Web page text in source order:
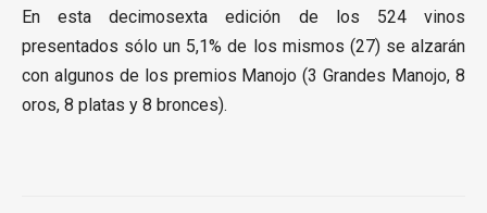
En esta decimosexta edición de los 524 vinos
presentados sólo un 5,1% de los mismos (27) se alzarán
con algunos de los premios Manojo (3 Grandes Manojo, 8
oros, 8 platas y 8 bronces).